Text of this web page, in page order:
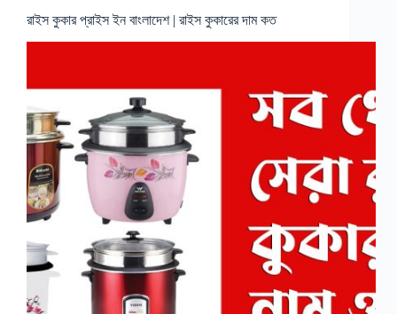
রাইস কুকার প্রাইস ইন বাংলাদেশ | রাইস কুকারের দাম কত